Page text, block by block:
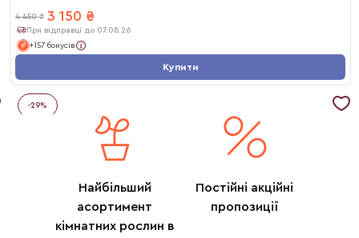
4 450 ₴ 3 150 ₴
При відправці до 07.08.26
+157 бонусів
Купити
-29%
Найбільший
асортимент
кімнатних рослин в
Постійні акційні
пропозиції